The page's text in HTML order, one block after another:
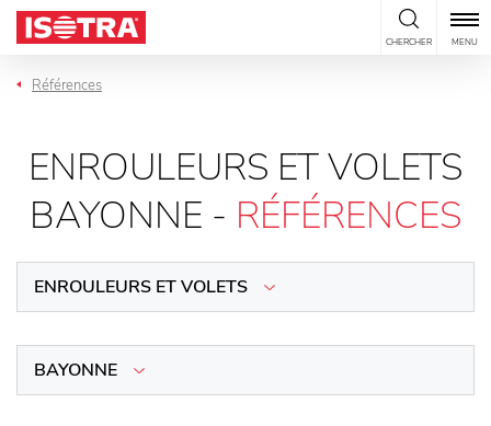
Passer au contenu
CHERCHER MENU
Références
ENROULEURS ET VOLETS
BAYONNE - RÉFÉRENCES
ENROULEURS ET VOLETS
BAYONNE